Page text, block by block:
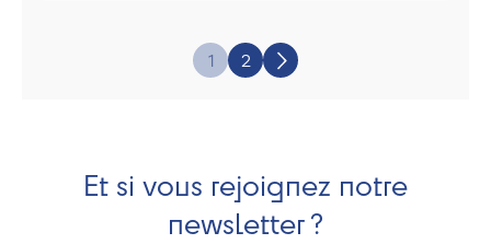
1 2 Suivant
Et si vous rejoignez notre
newsletter ?